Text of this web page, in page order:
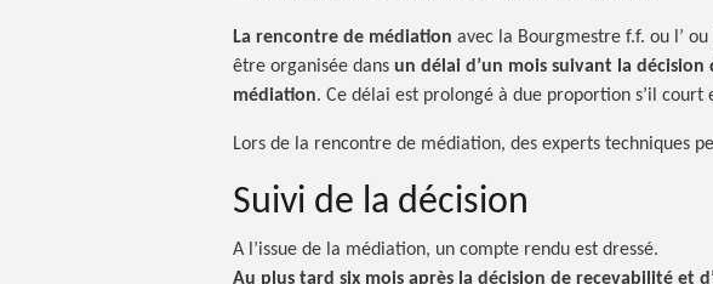
La rencontre de médiation avec la Bourgmestre f.f. ou l’
être organisée dans un délai d’un mois suivant la décision
médiation. Ce délai est prolongé à due proportion s’il court
Lors de la rencontre de médiation, des experts techniques
Suivi de la décision
A l’issue de la médiation, un compte rendu est dressé.
Au plus tard six mois après la décision de recevabilité et